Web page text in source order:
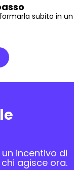
subito in un
incentivo di
agisce ora.